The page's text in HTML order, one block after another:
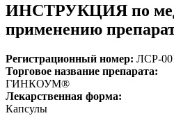
ИНСТРУКЦИЯ по
применению
Регистрационный номер: ЛСР-
Торговое название препарата:
ГИНКОУМ®
Лекарственная форма:
Капсулы